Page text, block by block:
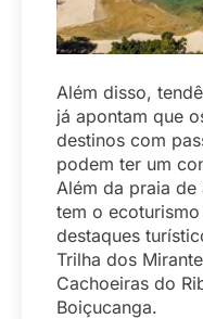
Além disso,
já apontam que
destinos com
podem ter um
Além da praia de
tem o
destaques
Trilha dos
Cachoeiras do
Boiçucanga.